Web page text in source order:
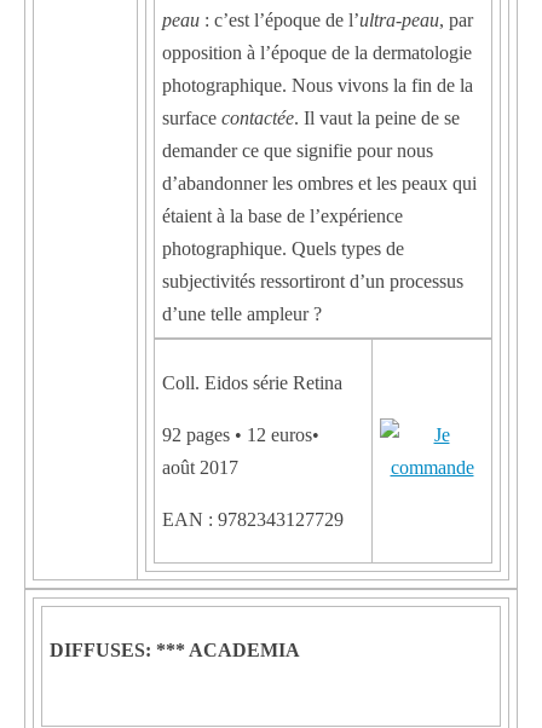
peau : c’est l’époque de l’ultra-peau, par
opposition à l’époque de la dermatologie
photographique. Nous vivons la fin de la
surface contactée. Il vaut la peine de se
demander ce que signifie pour nous
d’abandonner les ombres et les peaux qui
étaient à la base de l’expérience
photographique. Quels types de
subjectivités ressortiront d’un processus
d’une telle ampleur ?
Coll. Eidos série Retina
92 pages • 12 euros•
août 2017
EAN : 9782343127729
DIFFUSES: *** ACADEMIA